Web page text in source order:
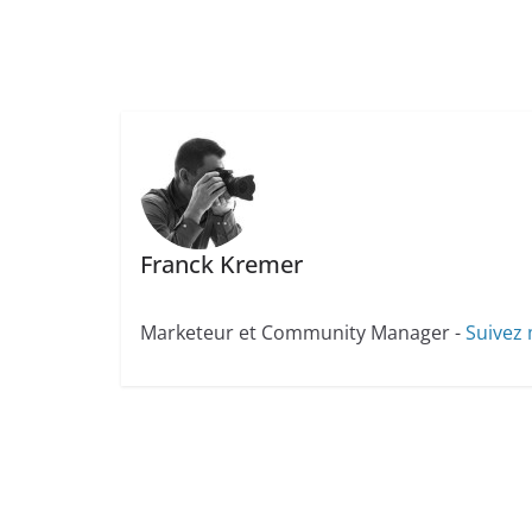
Franck Kremer
Marketeur et Community Manager -Suivez